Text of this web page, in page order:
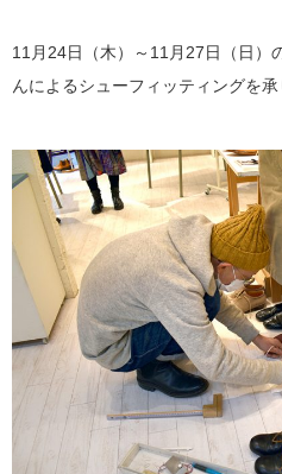
11月24日（木）～11月27日（日）
んによるシューフィッティングを承